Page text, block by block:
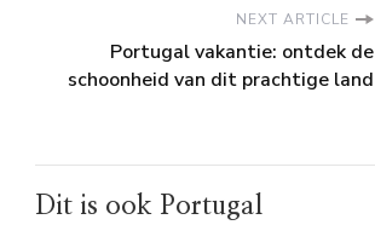
NEXT ARTICLE
Portugal vakantie: ontdek de
schoonheid van dit prachtige land
Dit is ook Portugal